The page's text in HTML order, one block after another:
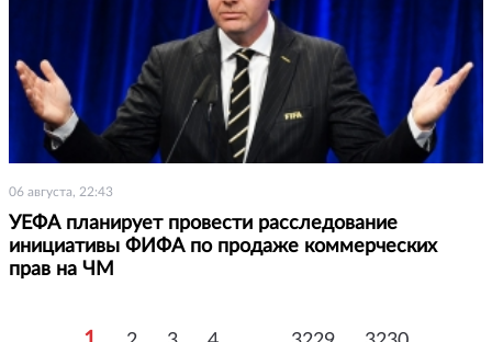
06 августа, 22:43
УЕФА планирует провести расследование
инициативы ФИФА по продаже коммерческих
прав на ЧМ